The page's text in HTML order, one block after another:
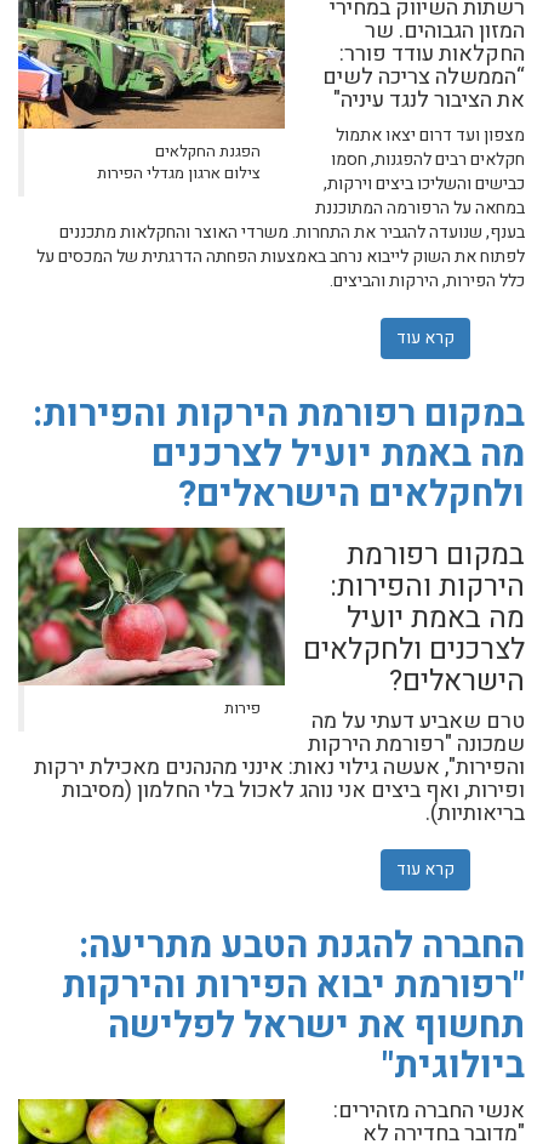
הפגנת החקלאים
צילום ארגון מגדלי הפירות
רשתות השיווק במחירי
המזון הגבוהים. שר
החקלאות עודד פורר:
“הממשלה צריכה לשים
את הציבור לנגד עיניה"
מצפון ועד דרום יצאו אתמול
חקלאים רבים להפגנות, חסמו
כבישים והשליכו ביצים וירקות,
במחאה על הרפורמה המתוכננת
בענף, שנועדה להגביר את התחרות. משרדי האוצר והחקלאות מתכננים
לפתוח את השוק לייבוא נרחב באמצעות הפחתה הדרגתית של המכסים על
כלל הפירות, הירקות והביצים.
קרא עוד
במקום רפורמת הירקות והפירות:
מה באמת יועיל לצרכנים
ולחקלאים הישראלים?
פירות
במקום רפורמת
הירקות והפירות:
מה באמת יועיל
לצרכנים ולחקלאים
הישראלים?
טרם שאביע דעתי על מה
שמכונה "רפורמת הירקות
והפירות", אעשה גילוי נאות: אינני מהנהנים מאכילת ירקות
ופירות, ואף ביצים אני נוהג לאכול בלי החלמון (מסיבות
בריאותיות).
קרא עוד
החברה להגנת הטבע מתריעה:
"רפורמת יבוא הפירות והירקות
תחשוף את ישראל לפלישה
ביולוגית"
אנשי החברה מזהירים:
"מדובר בחדירה לא